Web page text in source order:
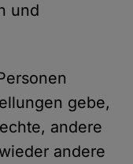
und
gebe,
andere
andere